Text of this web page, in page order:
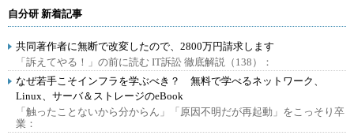
自分研 新着記事
共同著作者に無断で改変したので、2800万円請求します
「訴えてやる！」の前に読む IT訴訟 徹底解説（138）：
なぜ若手こそインフラを学ぶべき？ 無料で学べるネットワーク、
Linux、サーバ＆ストレージのeBook
「触ったことないから分からん」「原因不明だが再起動」をこっそり卒
業：